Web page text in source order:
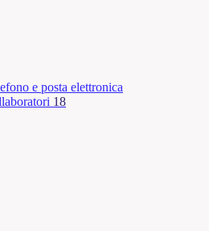
e posta elettronica
18